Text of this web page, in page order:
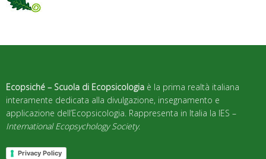
Ecopsiché – Scuola di Ecopsicologia è la prima realtà italiana
interamente dedicata alla divulgazione, insegnamento e
applicazione dell’Ecopsicologia. Rappresenta in Italia la IES –
International Ecopsychology Society.
Privacy Policy